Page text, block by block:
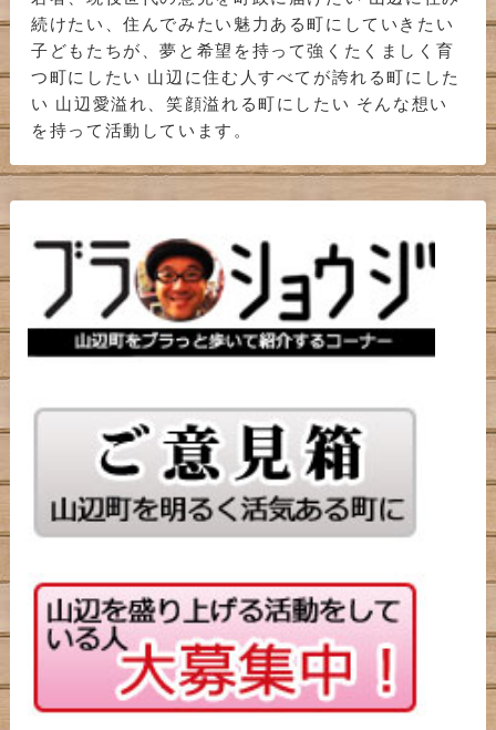
続けたい、住んでみたい魅力ある町にしていきたい
子どもたちが、夢と希望を持って強くたくましく育
つ町にしたい 山辺に住む人すべてが誇れる町にした
い 山辺愛溢れ、笑顔溢れる町にしたい そんな想い
を持って活動しています。